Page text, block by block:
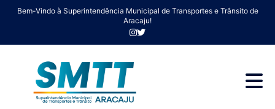
Bem-Vindo à Superintendência Municipal de Transportes e Trânsito de
Aracaju!